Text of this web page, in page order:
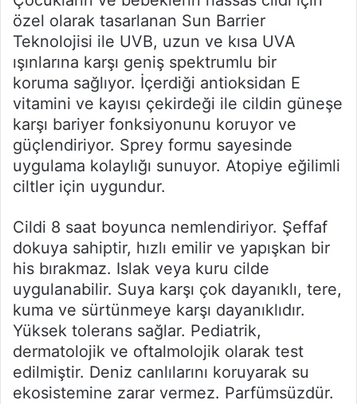
özel olarak tasarlanan Sun Barrier
Teknolojisi ile UVB, uzun ve kısa UVA
ışınlarına karşı geniş spektrumlu bir
koruma sağlıyor. İçerdiği antioksidan E
vitamini ve kayısı çekirdeği ile cildin güneşe
karşı bariyer fonksiyonunu koruyor ve
güçlendiriyor. Sprey formu sayesinde
uygulama kolaylığı sunuyor. Atopiye eğilimli
ciltler için uygundur.
Cildi 8 saat boyunca nemlendiriyor. Şeffaf
dokuya sahiptir, hızlı emilir ve yapışkan bir
his bırakmaz. Islak veya kuru cilde
uygulanabilir. Suya karşı çok dayanıklı, tere,
kuma ve sürtünmeye karşı dayanıklıdır.
Yüksek tolerans sağlar. Pediatrik,
dermatolojik ve oftalmolojik olarak test
edilmiştir. Deniz canlılarını koruyarak su
ekosistemine zarar vermez. Parfümsüzdür.